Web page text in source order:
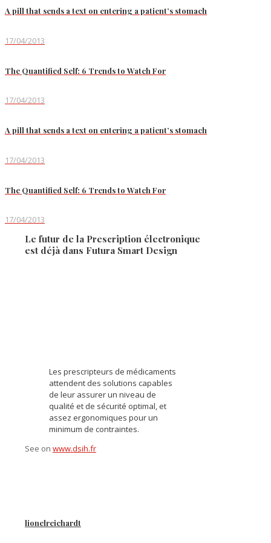
A pill that sends a text on entering a patient’s stomach
17/04/2013
The Quantified Self: 6 Trends to Watch For
17/04/2013
A pill that sends a text on entering a patient’s stomach
17/04/2013
The Quantified Self: 6 Trends to Watch For
17/04/2013
Le futur de la Prescription électronique
est déjà dans Futura Smart Design
Les prescripteurs de médicaments
attendent des solutions capables
de leur assurer un niveau de
qualité et de sécurité optimal, et
assez ergonomiques pour un
minimum de contraintes.
See on www.dsih.fr
lionelreichardt